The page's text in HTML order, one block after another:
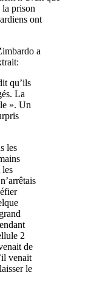
la prison
ont
a
qu’ils
La
». Un
les
les
2
de
venait
le